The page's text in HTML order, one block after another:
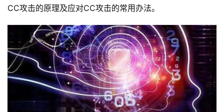
CC攻击的原理及应对CC攻击的常用办法。